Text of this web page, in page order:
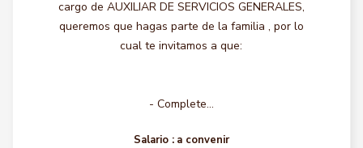
cargo de AUXILIAR DE SERVICIOS GENERALES,
queremos que hagas parte de la familia , por lo
cual te invitamos a que:
- Complete...
Salario : a convenir